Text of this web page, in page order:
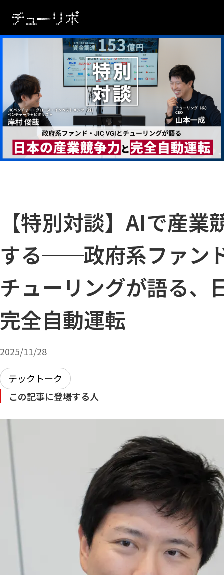
【特別対談】AIで産業
する──政府系ファン
チューリングが語る、
完全自動運転
2025/11/28
テックトーク
この記事に登場する人